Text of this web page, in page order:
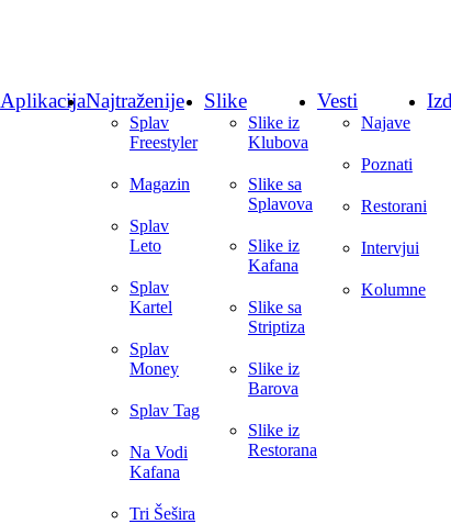
AplikacijaNajtraženije
Splav
Freestyler
Magazin
Splav
Leto
Splav
Kartel
Splav
Money
Splav Tag
Na Vodi
Kafana
Tri Šešira
Slike
Slike iz
Klubova
Slike sa
Splavova
Slike iz
Kafana
Slike sa
Striptiza
Slike iz
Barova
Slike iz
Restorana
Vesti
Najave
Poznati
Restorani
Intervjui
Kolumne